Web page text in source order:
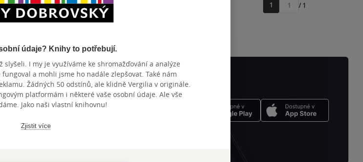
Zobrazeno 20 z 20
1
Přejít
/ 1
údaje? Knihy to potřebují.
I my je využíváme ke shromažďování a analýze
a mohli jsme ho nadále zlepšovat. Také nám
Žádných 50 odstínů, ale klidně Vergilia v originále.
platformám i některé vaše osobní údaje. Ale vše
Jako naši vlastní knihovnu!
Zjistit více